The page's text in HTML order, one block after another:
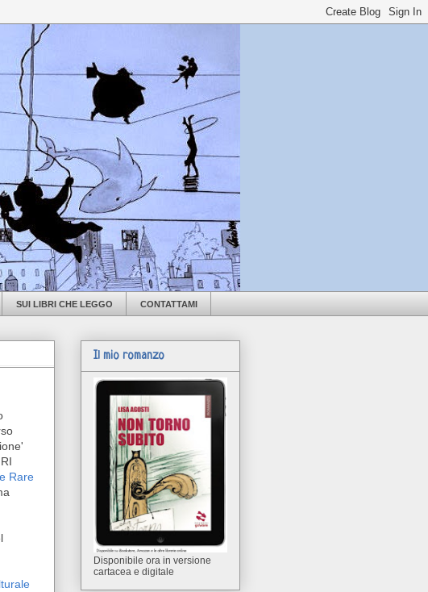
SUI LIBRI CHE LEGGO CONTATTAMI
Rare
Il mio romanzo
Disponibile ora in versione
cartacea e digitale